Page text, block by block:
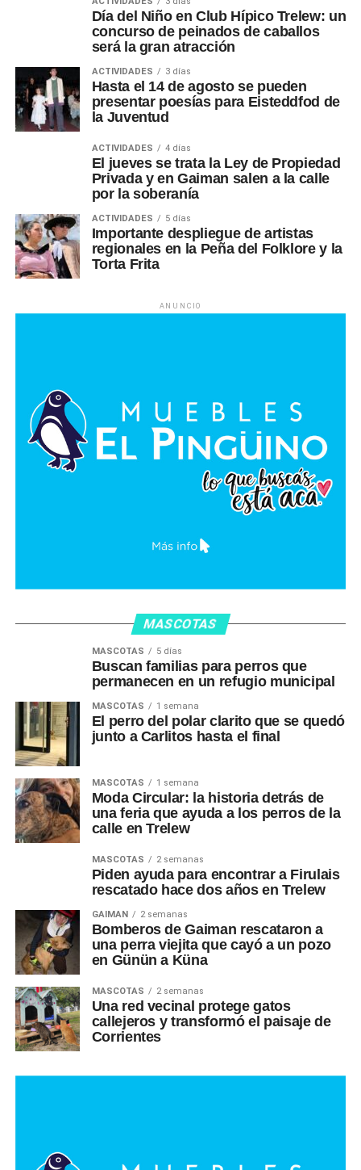
Día del Niño en Club Hípico Trelew: un
concurso de peinados de caballos
será la gran atracción
ACTIVIDADES 3 días
Hasta el 14 de agosto se pueden
presentar poesías para Eisteddfod de
la Juventud
ACTIVIDADES 4 días
El jueves se trata la Ley de Propiedad
Privada y en Gaiman salen a la calle
por la soberanía
ACTIVIDADES 5 días
Importante despliegue de artistas
regionales en la Peña del Folklore y la
Torta Frita
ANUNCIO
MASCOTAS
MASCOTAS 5 días
Buscan familias para perros que
permanecen en un refugio municipal
MASCOTAS 1 semana
El perro del polar clarito que se quedó
junto a Carlitos hasta el final
MASCOTAS 1 semana
Moda Circular: la historia detrás de
una feria que ayuda a los perros de la
calle en Trelew
MASCOTAS 2 semanas
Piden ayuda para encontrar a Firulais
rescatado hace dos años en Trelew
GAIMAN 2 semanas
Bomberos de Gaiman rescataron a
una perra viejita que cayó a un pozo
en Günün a Küna
MASCOTAS 2 semanas
Una red vecinal protege gatos
callejeros y transformó el paisaje de
Corrientes